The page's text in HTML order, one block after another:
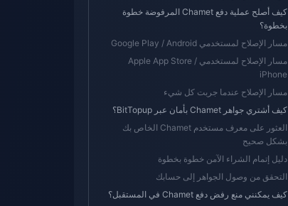
كيف أصلح عملية دفع Chamet المرفوضة خطوة
بخطوة؟
مسار الإصلاح لمستخدمي Google Play / Android
مسار الإصلاح لمستخدمي Apple App Store /
iPhone
مسار الإصلاح عندما جربت كل شيء
كيف أشتري جواهر Chamet بأمان عبر BitTopup؟
العثور على معرف مستخدم Chamet الخاص بك
بشكل صحيح
دليل إتمام الشراء الآمن خطوة بخطوة
التحقق من وصول الجواهر إلى حسابك
كيف يمكنني منع رفض دفع Chamet في المستقبل؟